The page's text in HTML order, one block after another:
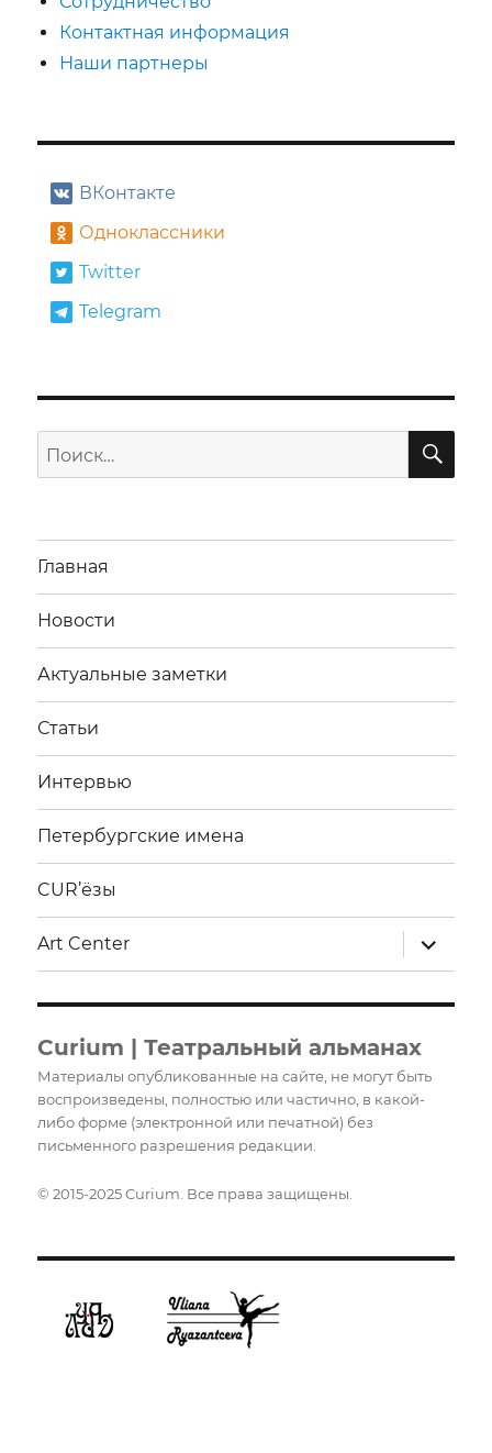
Контактная информация
Наши партнеры
ВКонтакте
Одноклассники
Twitter
Telegram
Искать:
Главная
Новости
Актуальные заметки
Статьи
Интервью
Петербургские имена
CUR’ёзы
Art Center
меню
Curium | Театральный альманах
Материалы опубликованные на сайте, не могут быть
воспроизведены, полностью или частично, в какой-
либо форме (электронной или печатной) без
письменного разрешения редакции.
© 2015-2025 Curium. Все права защищены.